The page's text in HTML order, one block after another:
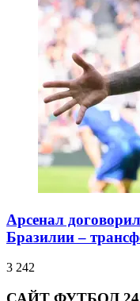
Арсенал
Бразилии –
3 242